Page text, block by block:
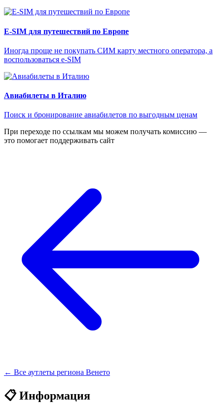
E-SIM для путешествий по Европе
Иногда проще не покупать СИМ карту местного оператора, а
воспользоваться e-SIM
Авиабилеты в Италию
Поиск и бронирование авиабилетов по выгодным ценам
При переходе по ссылкам мы можем получать комиссию —
это помогает поддерживать сайт
← Все аутлеты региона Венето
📋 Информация